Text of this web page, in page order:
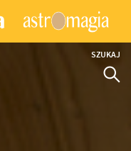
SZUKAJ